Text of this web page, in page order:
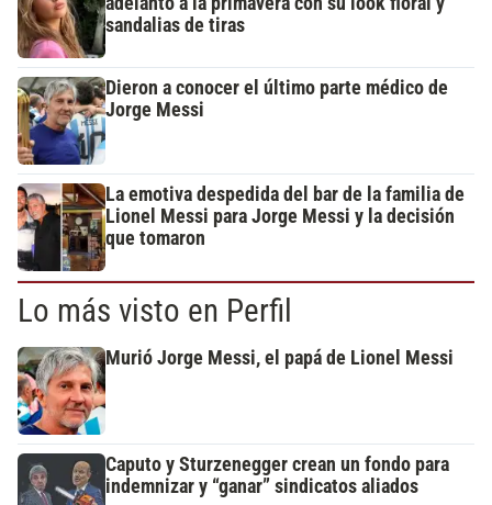
sandalias de tiras
Dieron a conocer el último parte médico de
Jorge Messi
La emotiva despedida del bar de la familia de
Lionel Messi para Jorge Messi y la decisión
que tomaron
Lo más visto en Perfil
Murió Jorge Messi, el papá de Lionel Messi
Caputo y Sturzenegger crean un fondo para
indemnizar y “ganar” sindicatos aliados